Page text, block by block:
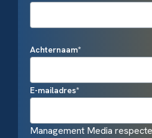
Achternaam*
E-mailadres*
Management Media